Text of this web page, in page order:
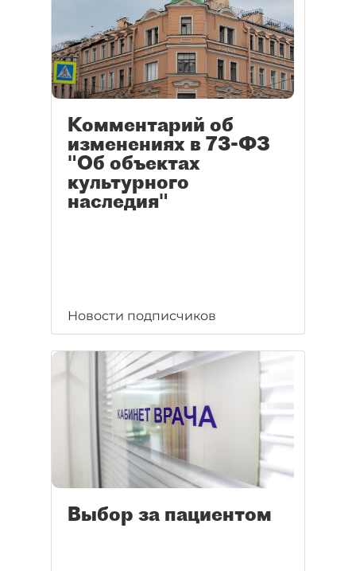
Комментарий об
изменениях в 73-ФЗ
"Об объектах
культурного
наследия"
Новости подписчиков
Выбор за пациентом